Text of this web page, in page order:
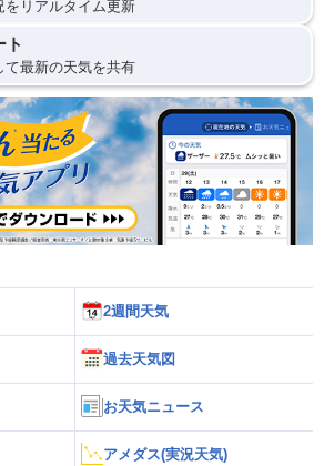
をリアルタイム更新
ト
て最新の天気を共有
2週間天気
過去天気図
お天気ニュース
アメダス(実況天気)